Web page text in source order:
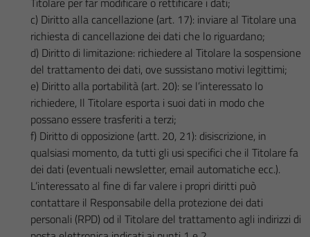
c) Diritto alla cancellazione (art. 17): inviare al Titolare una
richiesta di cancellazione dei dati che lo riguardano;
d) Diritto di limitazione: richiedere al Titolare la sospensione
del trattamento dei dati, ove sussistano motivi legittimi;
e) Diritto alla portabilità (art. 20): se l’interessato lo
richiedere, Il Titolare esporta i suoi dati in modo che
possano essere trasferiti a terzi;
f) Diritto di opposizione (artt. 20, 21): disiscrizione, in
qualsiasi momento, da tutti gli usi specifici che il Titolare fa
dei dati (eventuali newsletter, email automatiche ecc.).
L’interessato al fine di far valere i propri diritti può
contattare il Responsabile della protezione dei dati
personali (RPD) od il Titolare del trattamento agli indirizzi di